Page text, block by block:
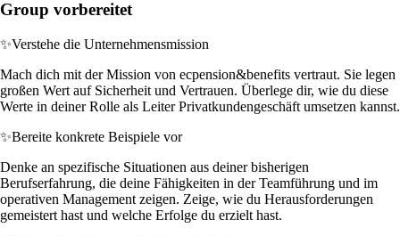
Group vorbereitet
✨Verstehe die Unternehmensmission
Mach dich mit der Mission von ecpension&benefits vertraut. Sie legen
großen Wert auf Sicherheit und Vertrauen. Überlege dir, wie du diese
Werte in deiner Rolle als Leiter Privatkundengeschäft umsetzen kannst.
✨Bereite konkrete Beispiele vor
Denke an spezifische Situationen aus deiner bisherigen
Berufserfahrung, die deine Fähigkeiten in der Teamführung und im
operativen Management zeigen. Zeige, wie du Herausforderungen
gemeistert hast und welche Erfolge du erzielt hast.